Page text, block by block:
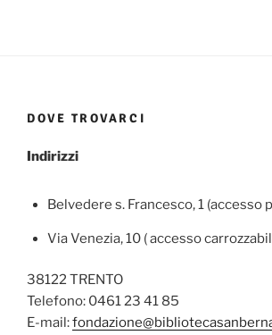
DOVE TROVARCI
Indirizzi
Belvedere s. Francesco, 1 (accesso
Via Venezia, 10 ( accesso
38122 TRENTO
Telefono: 0461 23 41 85
E-mail: